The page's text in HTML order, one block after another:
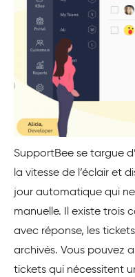
SupportBee se targue
la vitesse de l’éclair et
jour automatique qui
manuelle. Il existe trois
avec réponse, les
archivés. Vous pouvez
tickets qui nécessitent